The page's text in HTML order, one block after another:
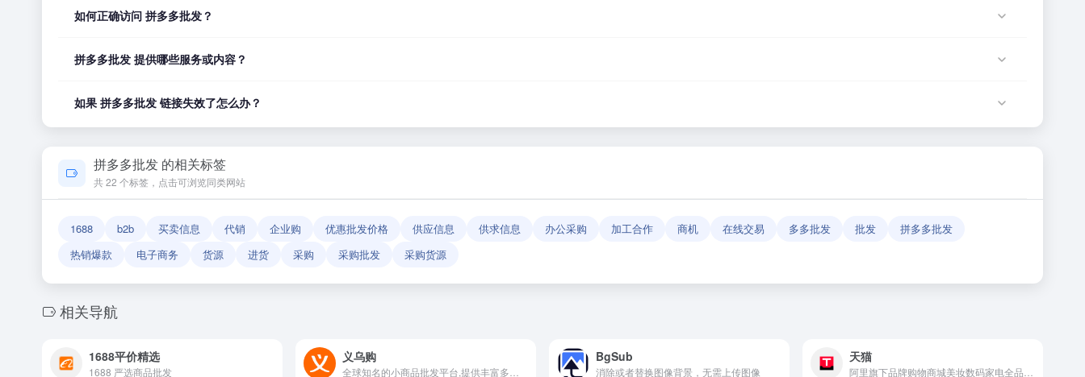
如何正确访问 拼多多批发？
拼多多批发 提供哪些服务或内容？
如果 拼多多批发 链接失效了怎么办？
如果发现链接无法打开或内容已变更，您可以使用页面上的「反馈」功能向我们报告，我们会尽快核实并更新网址信息，确保导航链接的准确性和有效性。
拼多多批发 的相关标签
共 22 个标签，点击可浏览同类网站
1688 b2b 买卖信息 代销 企业购 优惠批发价格 供应信息 供求信息 办公采购 加工合作 商机 在线交易 多多批发 批发
拼多多批发
热销爆款
电子商务 货源 进货 采购 采购批发 采购货源
相关导航
1688平价精选
1688 严选商品批发
义乌购 BgSub
消除或者替换图像背景，无需上传图像
天猫